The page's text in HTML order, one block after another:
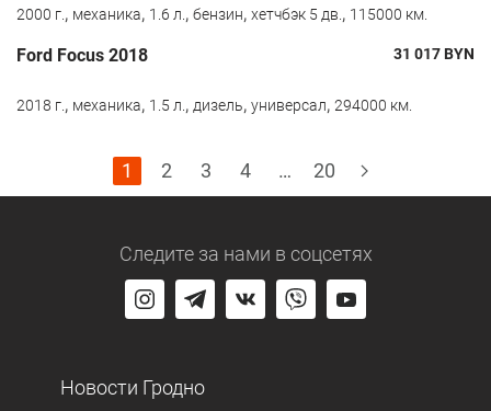
2000 г., механика, 1.6 л., бензин, хетчбэк 5 дв., 115000 км.
Ford Focus 2018 31 017BYN
2018 г., механика, 1.5 л., дизель, универсал, 294000 км.
1 2 3 4 … 20
Следите за нами в соцсетях
Новости Гродно